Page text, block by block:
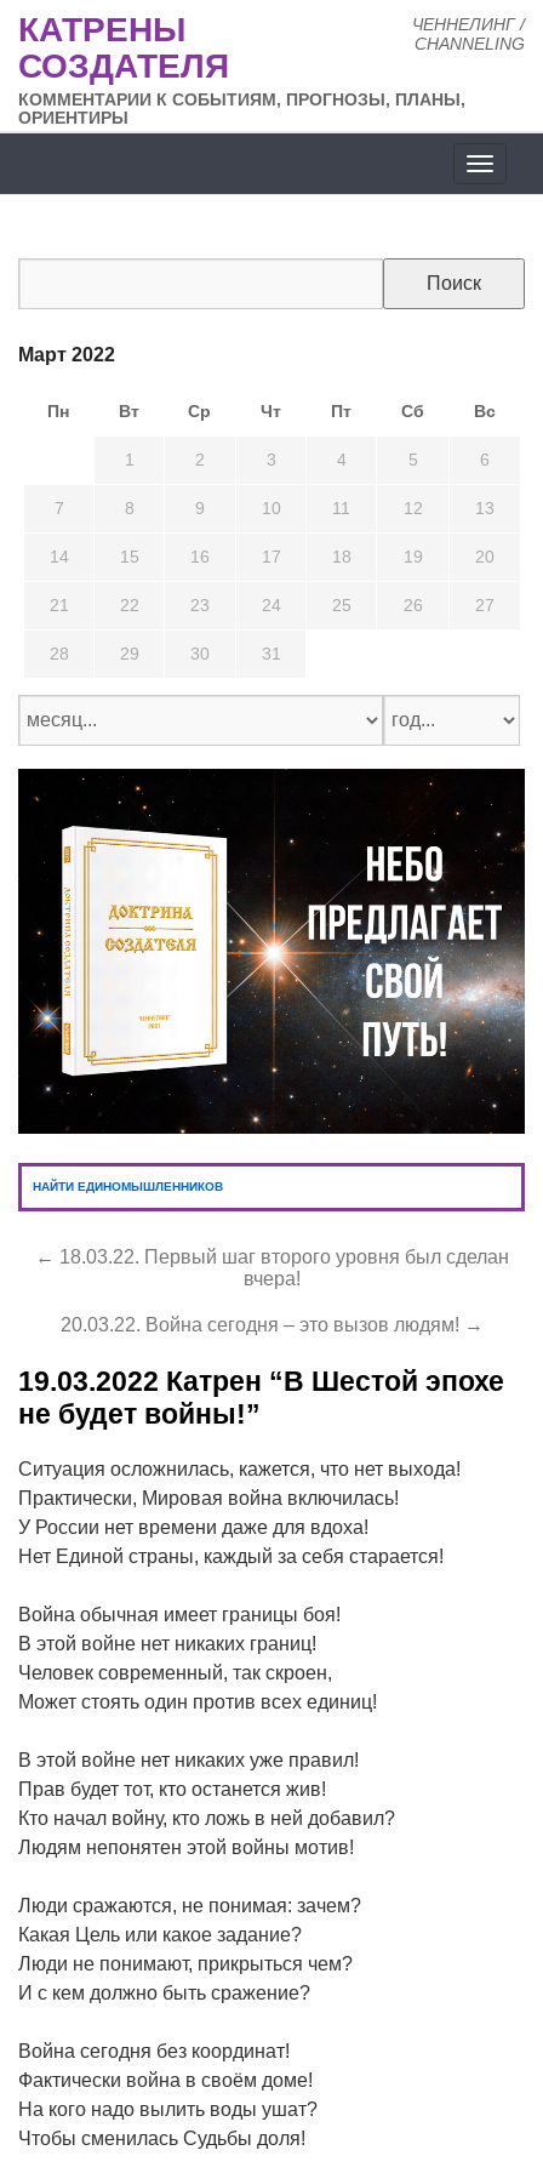
ЧЕННЕЛИНГ /
CHANNELING
КАТРЕНЫ
СОЗДАТЕЛЯ
КОММЕНТАРИИ К СОБЫТИЯМ, ПРОГНОЗЫ, ПЛАНЫ,
ОРИЕНТИРЫ
сайта
Март 2022
Пн Вт Ср Чт Пт Сб Вс
1 2 3 4 5 6
7 8 9 10 11 12 13
14 15 16 17 18 19 20
21 22 23 24 25 26 27
28 29 30 31
НАЙТИ ЕДИНОМЫШЛЕННИКОВ
← 18.03.22. Первый шаг второго уровня был сделан
вчера!
20.03.22. Война сегодня – это вызов людям! →
19.03.2022 Катрен “В Шестой эпохе
не будет войны!”
Ситуация осложнилась, кажется, что нет выхода!
Практически, Мировая война включилась!
У России нет времени даже для вдоха!
Нет Единой страны, каждый за себя старается!
Война обычная имеет границы боя!
В этой войне нет никаких границ!
Человек современный, так скроен,
Может стоять один против всех единиц!
В этой войне нет никаких уже правил!
Прав будет тот, кто останется жив!
Кто начал войну, кто ложь в ней добавил?
Людям непонятен этой войны мотив!
Люди сражаются, не понимая: зачем?
Какая Цель или какое задание?
Люди не понимают, прикрыться чем?
И с кем должно быть сражение?
Война сегодня без координат!
Фактически война в своём доме!
На кого надо вылить воды ушат?
Чтобы сменилась Судьбы доля!